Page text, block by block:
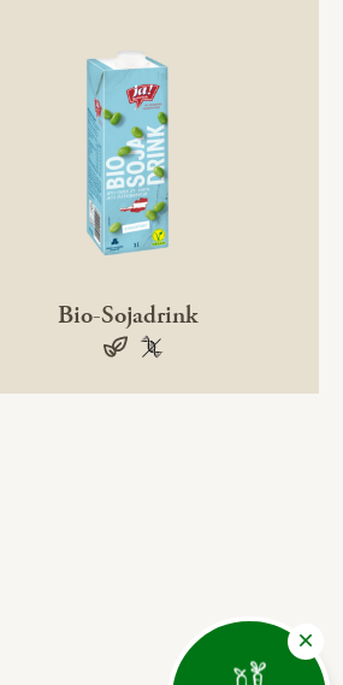
Bio-Sojadrink
vegan100 % gentechnikfrei